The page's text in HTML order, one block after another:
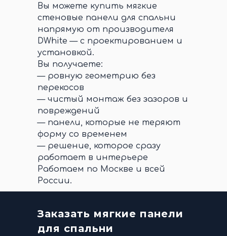
Вы можете купить мягкие
стеновые панели для спальни
напрямую от производителя
DWhite — с проектированием и
установкой.
Вы получаете:
— ровную геометрию без
перекосов
— чистый монтаж без зазоров и
повреждений
— панели, которые не теряют
форму со временем
— решение, которое сразу
работает в интерьере
Работаем по Москве и всей
России.
Заказать мягкие панели
для спальни